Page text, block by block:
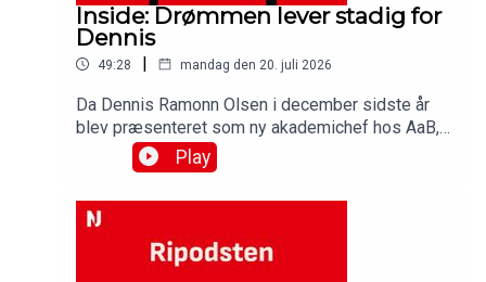
Inside: Drømmen lever stadig for
Dennis
49:28 | mandag den 20. juli 2026
Da Dennis Ramonn Olsen i december sidste år
blev præsenteret som ny akademichef hos AaB,
kaldte han det for et drømmejob. Spørgsmålet er
om drømmen stadig lever efter turbulent første
har været ramt af AaB’s sparekniv. Få svaret på
det, og på hvor AaB’ akademi er lige nu, og hvad
planerne er for fremtiden i denne udgave af
Play